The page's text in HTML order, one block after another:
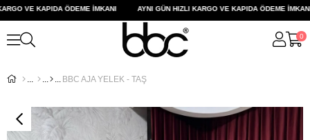
VE KAPIDA ÖDEME İMKANI AYNI GÜN HIZLI KARGO VE KAPIDA ÖDEME İMKANI
0
BBC AJA YELEK - TAŞ